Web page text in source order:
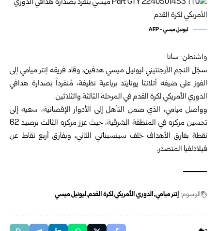
ليونيل ميسي - AFP
واشنطن-سانا
سجّل النجم الأرجنتيني ليونيل ميسي هدفين، وقاد فريقه إنتر ميامي إلى
الفوز على ضيفه أتلانتا يونايتد برباعية نظيفة، مُنفرداً بصدارة هدافي
الدوري الأمريكي لكرة القدم في المرحلة الثالثة والثلاثين.
وواصل ميامي، الذي ضمن التأهل إلى الأدوار الإقصائية، سعيه إلى
تحسين مركزه في المنطقة الشرقية، حيث عزز مركزه الثالث برصيد 62
نقطة بفارق الأهداف خلف سينسيناتي الثاني، وبفارق أربع نقاط عن
فيلادلفيا المتصدر.
الوسوم: إنتر ميامي الدوري الأمريكي لكرة القدم ليونيل ميسي